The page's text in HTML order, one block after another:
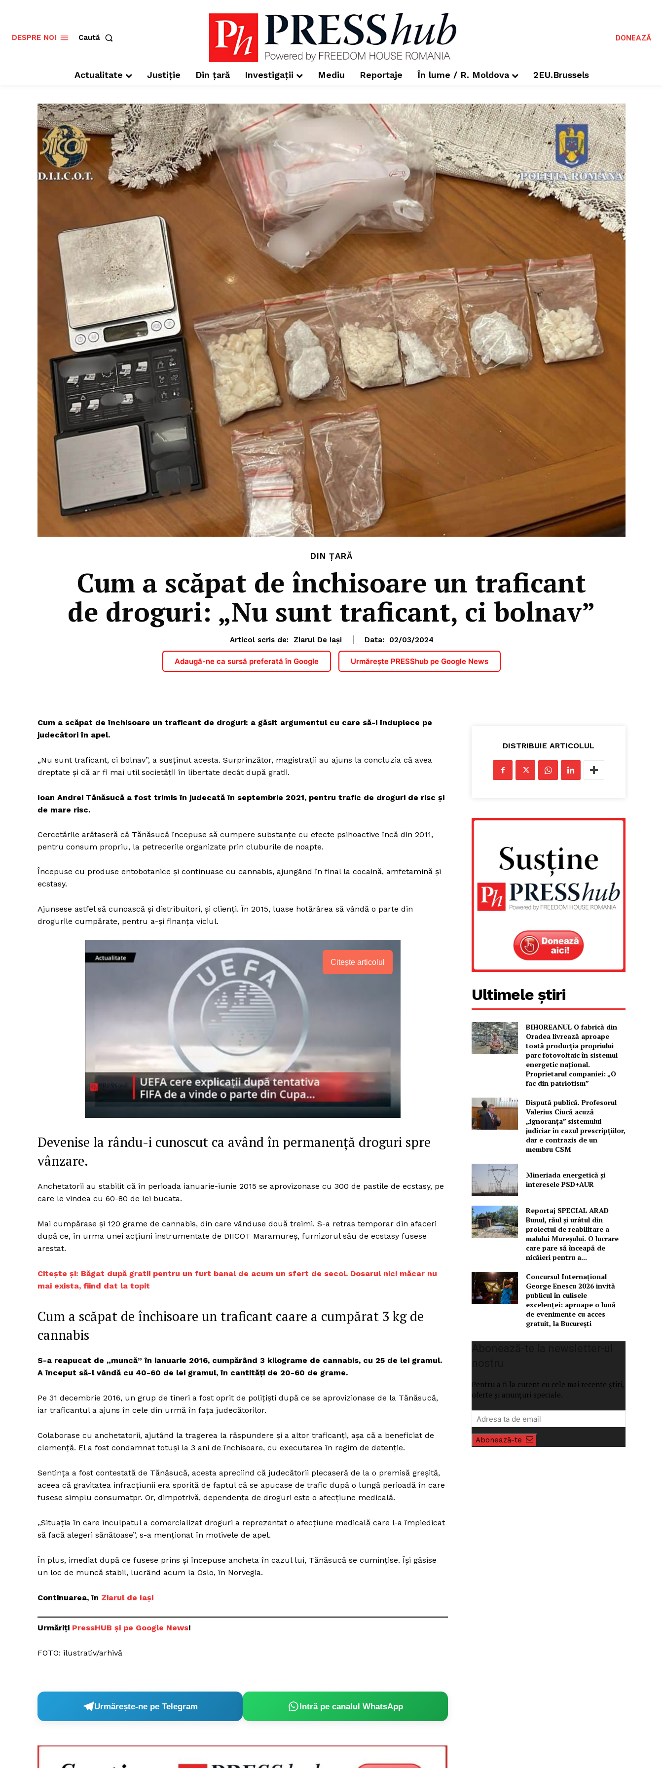
Un proiect
PRESShub
Despre noi / Echipa
Proiecte editoriale
Contact
DESPRE NOI Caută DONEAZĂ
Actualitate Justiție Din țară Investigații Mediu Reportaje În lume / R. Moldova 2EU.Brussels
DIN ȚARĂ
Cum a scăpat de închisoare un traficant
de droguri: „Nu sunt traficant, ci bolnav”
Articol scris de: Ziarul De Iași Data: 02/03/2024
Adaugă-ne ca sursă preferată în Google Urmărește PRESShub pe Google News
Cum a scăpat de închisoare un traficant de droguri: a găsit argumentul cu care să-i înduplece pe
judecători în apel.
„Nu sunt traficant, ci bolnav”, a susținut acesta. Surprinzător, magistraţii au ajuns la concluzia că avea
dreptate şi că ar fi mai util societăţii în libertate decât după gratii.
Ioan Andrei Tănăsucă a fost trimis în judecată în septembrie 2021, pentru trafic de droguri de risc şi
de mare risc.
Cercetările arătaseră că Tănăsucă începuse să cumpere substanţe cu efecte psihoactive încă din 2011,
pentru consum propriu, la petrecerile organizate prin cluburile de noapte.
Începuse cu produse entobotanice şi continuase cu cannabis, ajungând în final la cocaină, amfetamină şi
ecstasy.
Ajunsese astfel să cunoască şi distribuitori, şi clienţi. În 2015, luase hotărârea să vândă o parte din
drogurile cumpărate, pentru a-şi finanţa viciul.
Citește articolul
Devenise la rându-i cunoscut ca având în permanenţă droguri spre
vânzare.
Anchetatorii au stabilit că în perioada ianuarie-iunie 2015 se aprovizonase cu 300 de pastile de ecstasy, pe
care le vindea cu 60-80 de lei bucata.
Mai cumpărase şi 120 grame de cannabis, din care vânduse două treimi. S-a retras temporar din afaceri
după ce, în urma unei acţiuni instrumentate de DIICOT Maramureş, furnizorul său de ecstasy fusese
arestat.
Citește și: Băgat după gratii pentru un furt banal de acum un sfert de secol. Dosarul nici măcar nu
mai exista, fiind dat la topit
Cum a scăpat de închisoare un traficant caare a cumpărat 3 kg de
cannabis
S-a reapucat de „muncă” în ianuarie 2016, cumpărând 3 kilograme de cannabis, cu 25 de lei gramul.
A început să-l vândă cu 40-60 de lei gramul, în cantităţi de 20-60 de grame.
Pe 31 decembrie 2016, un grup de tineri a fost oprit de poliţişti după ce se aprovizionase de la Tănăsucă,
iar traficantul a ajuns în cele din urmă în faţa judecătorilor.
Colaborase cu anchetatorii, ajutând la tragerea la răspundere şi a altor traficanţi, aşa că a beneficiat de
clemenţă. El a fost condamnat totuşi la 3 ani de închisoare, cu executarea în regim de detenţie.
Sentinţa a fost contestată de Tănăsucă, acesta apreciind că judecătorii plecaseră de la o premisă greşită,
aceea că gravitatea infracţiunii era sporită de faptul că se apucase de trafic după o lungă perioadă în care
fusese simplu consumatpr. Or, dimpotrivă, dependenţa de droguri este o afecţiune medicală.
„Situaţia în care inculpatul a comercializat droguri a reprezentat o afecţiune medicală care l-a împiedicat
să facă alegeri sănătoase”, s-a menţionat în motivele de apel.
În plus, imediat după ce fusese prins şi începuse ancheta în cazul lui, Tănăsucă se cuminţise. Îşi găsise
un loc de muncă stabil, lucrând acum la Oslo, în Norvegia.
Continuarea, în Ziarul de Iași
Urmăriți PressHUB și pe Google News!
FOTO: ilustrativ/arhivă
Urmărește-ne pe Telegram Intră pe canalul WhatsApp
DISTRIBUIE ARTICOLUL
Ultimele știri
BIHOREANUL O fabrică din
Oradea livrează aproape
toată producția propriului
parc fotovoltaic în sistemul
energetic național.
Proprietarul companiei: „O
fac din patriotism”
Dispută publică. Profesorul
Valerius Ciucă acuză
„ignoranța” sistemului
judiciar în cazul prescripțiilor,
dar e contrazis de un
membru CSM
Mineriada energetică și
interesele PSD+AUR
Reportaj SPECIAL ARAD
Bunul, răul și urâtul din
proiectul de reabilitare a
malului Mureșului. O lucrare
care pare să înceapă de
nicăieri pentru a...
Concursul Internațional
George Enescu 2026 invită
publicul în culisele
excelenței: aproape o lună
de evenimente cu acces
gratuit, la București
Pentru a fi la curent cu cele mai recente știri,
oferte și anunțuri speciale.
Abonează-te